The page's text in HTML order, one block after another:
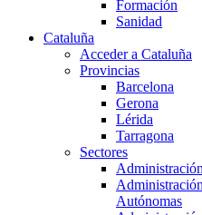
Formación
Sanidad
Cataluña
Acceder a Cataluña
Provincias
Barcelona
Gerona
Lérida
Tarragona
Sectores
Autónomas